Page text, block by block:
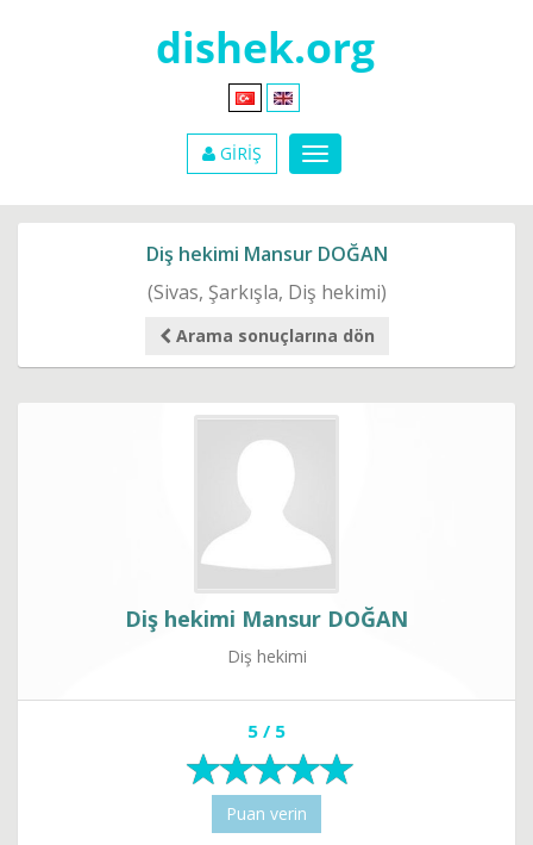
GİRİŞ
Diş hekimi Mansur DOĞAN
(Sivas, Şarkışla, Diş hekimi)
Arama sonuçlarına dön
Diş hekimi Mansur DOĞAN
Diş hekimi
5 / 5
Puan verin